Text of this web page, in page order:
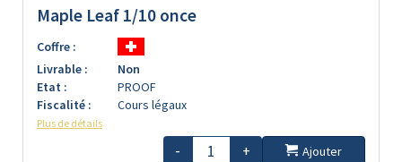
Maple Leaf 1/10 once
Coffre :
Livrable :
Non
Etat :
PROOF
Fiscalité :
Cours légaux
Plus de détails
- + Ajouter